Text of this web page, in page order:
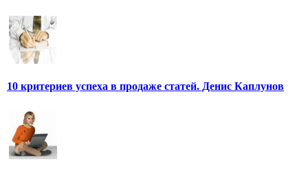
10 критериев успеха в продаже статей. Денис Каплунов